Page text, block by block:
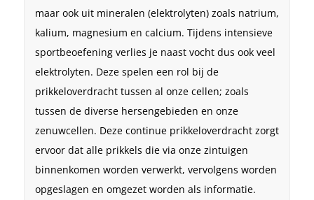
maar ook uit mineralen (elektrolyten) zoals natrium,
kalium, magnesium en calcium. Tijdens intensieve
sportbeoefening verlies je naast vocht dus ook veel
elektrolyten. Deze spelen een rol bij de
prikkeloverdracht tussen al onze cellen; zoals
tussen de diverse hersengebieden en onze
zenuwcellen. Deze continue prikkeloverdracht zorgt
ervoor dat alle prikkels die via onze zintuigen
binnenkomen worden verwerkt, vervolgens worden
opgeslagen en omgezet worden als informatie.